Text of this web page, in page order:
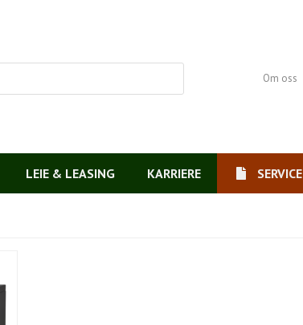
Om oss
LEIE & LEASING KARRIERE SERVICE